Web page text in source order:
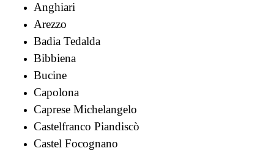
Anghiari
Arezzo
Badia Tedalda
Bibbiena
Bucine
Capolona
Caprese Michelangelo
Castelfranco Piandiscò
Castel Focognano